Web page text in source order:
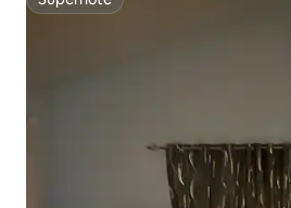
Superhôte